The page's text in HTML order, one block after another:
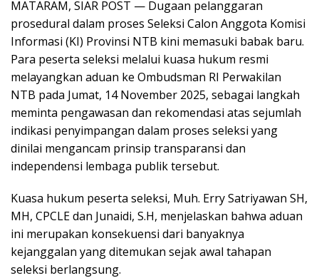
MATARAM, SIAR POST — Dugaan pelanggaran
prosedural dalam proses Seleksi Calon Anggota Komisi
Informasi (KI) Provinsi NTB kini memasuki babak baru.
Para peserta seleksi melalui kuasa hukum resmi
melayangkan aduan ke Ombudsman RI Perwakilan
NTB pada Jumat, 14 November 2025, sebagai langkah
meminta pengawasan dan rekomendasi atas sejumlah
indikasi penyimpangan dalam proses seleksi yang
dinilai mengancam prinsip transparansi dan
independensi lembaga publik tersebut.
Kuasa hukum peserta seleksi, Muh. Erry Satriyawan SH,
MH, CPCLE dan Junaidi, S.H, menjelaskan bahwa aduan
ini merupakan konsekuensi dari banyaknya
kejanggalan yang ditemukan sejak awal tahapan
seleksi berlangsung.